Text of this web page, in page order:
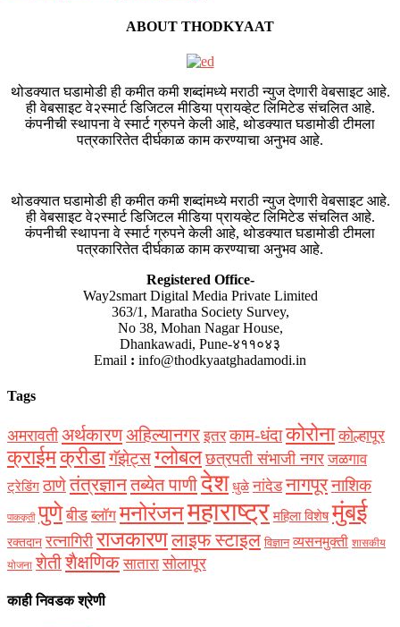
ABOUT THODKYAAT
थोडक्यात घडामोडी ही कमीत कमी शब्दांमध्ये मराठी न्युज देणारी वेबसाइट आहे.
ही वेबसाइट वे२स्मार्ट डिजिटल मीडिया प्रायव्हेट लिमिटेड संचलित आहे.
कंपनीची स्थापना वे स्मार्ट ग्रुपने केली आहे, थोडक्यात घडामोडी टीमला
पत्रकारितेत दीर्घकाळ काम करण्याचा अनुभव आहे.
थोडक्यात घडामोडी ही कमीत कमी शब्दांमध्ये मराठी न्युज देणारी वेबसाइट आहे.
ही वेबसाइट वे२स्मार्ट डिजिटल मीडिया प्रायव्हेट लिमिटेड संचलित आहे.
कंपनीची स्थापना वे स्मार्ट ग्रुपने केली आहे, थोडक्यात घडामोडी टीमला
पत्रकारितेत दीर्घकाळ काम करण्याचा अनुभव आहे.
Registered Office-
Way2smart Digital Media Private Limited
363/1, Maratha Society Survey,
No 38, Mohan Nagar House,
Dhankawadi, Pune-४११०४३
Email : info@thodkyaatghadamodi.in
Tags
अमरावती अर्थकारणअहिल्यानगर इतर काम-धंदाकोरोना कोल्हापूर
क्राईमक्रीडागॅझेट्सग्लोबल छत्रपती संभाजी नगर जळगाव
ट्रेडिंग ठाणेतंत्रज्ञानतब्येत पाणीदेश धुळे नांदेड नागपूरनाशिक
पाककृती पुणे बीड ब्लॉग मनोरंजनमहाराष्ट्र महिला विशेष मुंबई
रक्‍तदान रत्नागिरी राजकारणलाइफ स्टाइल विज्ञान व्यसनमुक्ती शासकीय
योजना शेतीशैक्षणिक सातारा सोलापूर
काही निवडक श्रेणी